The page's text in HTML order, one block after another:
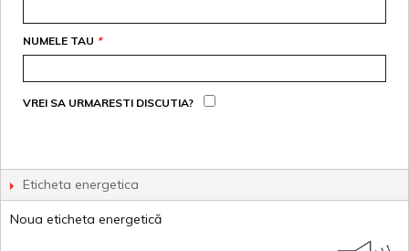
*
NUMELE TAU
VREI SA URMARESTI DISCUTIA?
Eticheta energetica
Noua eticheta energetică